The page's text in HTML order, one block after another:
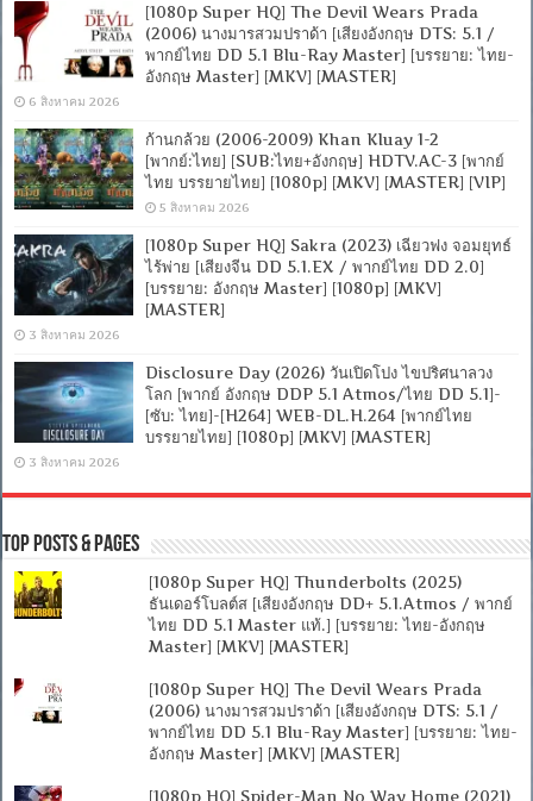
[1080p Super HQ] The Devil Wears Prada
(2006) นางมารสวมปราด้า [เสียงอังกฤษ DTS: 5.1 /
พากย์ไทย DD 5.1 Blu-Ray Master] [บรรยาย: ไทย-
อังกฤษ Master] [MKV] [MASTER]
6 สิงหาคม 2026
ก้านกล้วย (2006-2009) Khan Kluay 1-2
[พากย์:ไทย] [SUB:ไทย+อังกฤษ] HDTV.AC-3 [พากย์
ไทย บรรยายไทย] [1080p] [MKV] [MASTER] [VIP]
5 สิงหาคม 2026
[1080p Super HQ] Sakra (2023) เฉียวฟง จอมยุทธ์
ไร้พ่าย [เสียงจีน DD 5.1.EX / พากย์ไทย DD 2.0]
[บรรยาย: อังกฤษ Master] [1080p] [MKV]
[MASTER]
3 สิงหาคม 2026
Disclosure Day (2026) วันเปิดโปง ไขปริศนาลวง
โลก [พากย์ อังกฤษ DDP 5.1 Atmos/ไทย DD 5.1]-
[ซับ: ไทย]-[H264] WEB-DL.H.264 [พากย์ไทย
บรรยายไทย] [1080p] [MKV] [MASTER]
3 สิงหาคม 2026
Top Posts & Pages
[1080p Super HQ] Thunderbolts (2025)
ธันเดอร์โบลต์ส [เสียงอังกฤษ DD+ 5.1.Atmos / พากย์
ไทย DD 5.1 Master แท้.] [บรรยาย: ไทย-อังกฤษ
Master] [MKV] [MASTER]
[1080p Super HQ] The Devil Wears Prada
(2006) นางมารสวมปราด้า [เสียงอังกฤษ DTS: 5.1 /
พากย์ไทย DD 5.1 Blu-Ray Master] [บรรยาย: ไทย-
อังกฤษ Master] [MKV] [MASTER]
[1080p HQ] Spider-Man No Way Home (2021)